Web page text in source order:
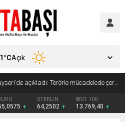
İsmail Özdemir Kayseri’de açıkladı: Terörle mücadelede çerçeve yasa Meclis’e geliyor
STERLİN
64,2502
BIST 100
13.769,40
°CAçık